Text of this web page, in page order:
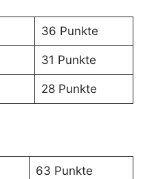
36 Punkte
31 Punkte
28 Punkte
63 Punkte